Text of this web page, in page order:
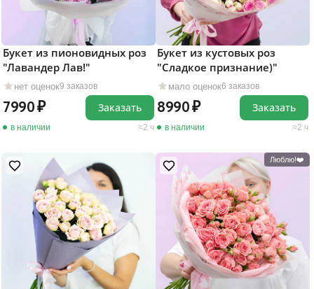
нет оценок9 заказов
Букет из пионовидных роз
"Лавандер Лав!"
7990
в наличии 2 ч
Заказать
мало оценок6 заказов
Букет из кустовых роз
"Сладкое признание)"
8990
в наличии 2 ч
Заказать
Люблю!❤️